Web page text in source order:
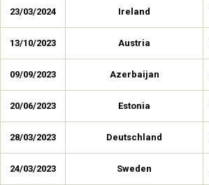
23/03/2024 Ireland
13/10/2023 Austria
09/09/2023 Azerbaijan
20/06/2023 Estonia
28/03/2023 Deutschland
24/03/2023 Sweden